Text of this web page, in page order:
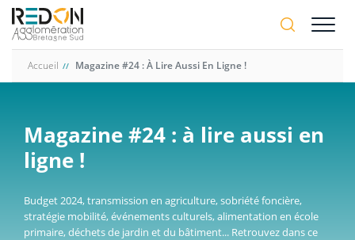
Aller
contenu
Accueil Magazine #24 : À Lire Aussi En Ligne !
Magazine #24 : à lire aussi en
ligne !
Budget 2024, transmission en agriculture, sobriété foncière,
stratégie mobilité, événements culturels, alimentation en école
primaire, déchets de jardin et du bâtiment... Retrouvez dans ce